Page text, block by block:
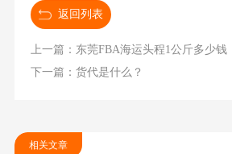
返回列表
上一篇：东莞FBA海运头程1公斤多少钱
下一篇：货代是什么？
相关文章